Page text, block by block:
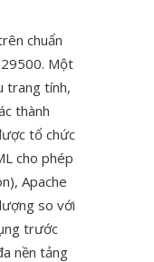
chuẩn
29500. Một
trang tính,
thành
tổ chức
cho phép
Apache
so với
trước
nền tảng